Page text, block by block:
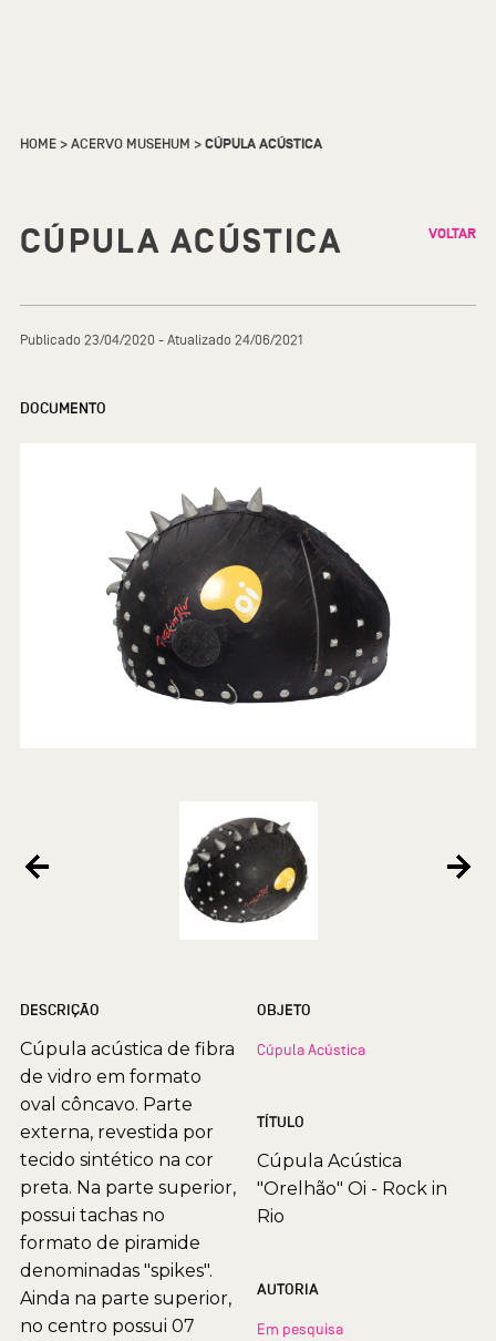
HOME>ACERVO MUSEHUM >CÚPULA ACÚSTICA
CÚPULA ACÚSTICA VOLTAR
Publicado 23/04/2020 - Atualizado 24/06/2021
DOCUMENTO
DESCRIÇÃO
Cúpula acústica de fibra
de vidro em formato
oval côncavo. Parte
externa, revestida por
tecido sintético na cor
preta. Na parte superior,
possui tachas no
formato de piramide
denominadas "spikes".
Ainda na parte superior,
no centro possui 07
OBJETO
Cúpula Acústica
TÍTULO
Cúpula Acústica
"Orelhão" Oi - Rock in
Rio
AUTORIA
Em pesquisa